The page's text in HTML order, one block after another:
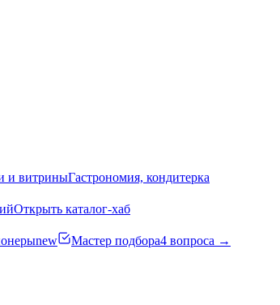
и витриныГастрономия, кондитерка
Открыть каталог-хаб
new Мастер подбора4 вопроса →